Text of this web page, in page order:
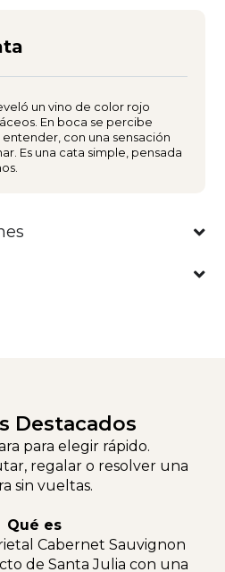
un vino de color rojo
En boca se percibe
con una sensación
Es una cata simple, pensada
Destacados
para elegir rápido.
regalar o resolver una
sin vueltas.
Qué es
Cabernet Sauvignon
de Santa Julia con una